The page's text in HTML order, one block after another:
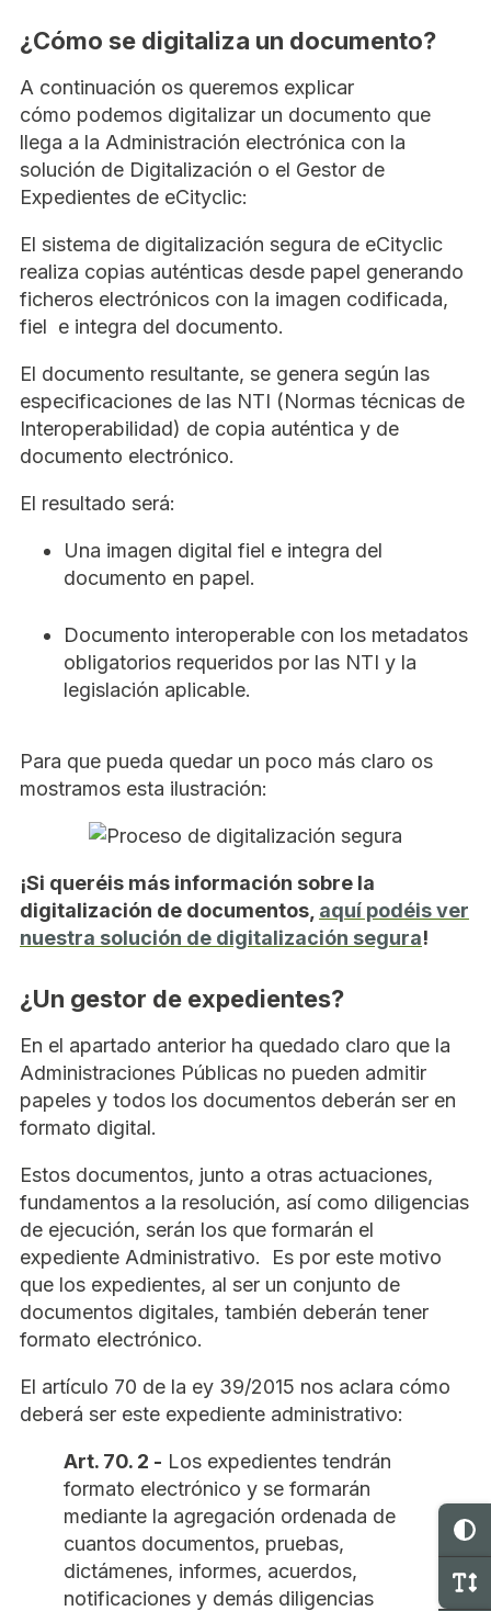
¿Cómo se digitaliza un documento?
A continuación os queremos explicar
cómo podemos digitalizar un documento que
llega a la Administración electrónica con la
solución de Digitalización o el Gestor de
Expedientes de eCityclic:
El sistema de digitalización segura de eCityclic
realiza copias auténticas desde papel generando
ficheros electrónicos con la imagen codificada,
fiel e integra del documento.
El documento resultante, se genera según las
especificaciones de las NTI (Normas técnicas de
Interoperabilidad) de copia auténtica y de
documento electrónico.
El resultado será:
Una imagen digital fiel e integra del
documento en papel.
Documento interoperable con los metadatos
obligatorios requeridos por las NTI y la
legislación aplicable.
Para que pueda quedar un poco más claro os
mostramos esta ilustración:
¡Si queréis más información sobre la
digitalización de documentos, aquí podéis ver
nuestra solución de digitalización segura!
¿Un gestor de expedientes?
En el apartado anterior ha quedado claro que la
Administraciones Públicas no pueden admitir
papeles y todos los documentos deberán ser en
formato digital.
Estos documentos, junto a otras actuaciones,
fundamentos a la resolución, así como diligencias
de ejecución, serán los que formarán el
expediente Administrativo. Es por este motivo
que los expedientes, al ser un conjunto de
documentos digitales, también deberán tener
formato electrónico.
El artículo 70 de la ey 39/2015 nos aclara cómo
deberá ser este expediente administrativo:
Art. 70. 2 - Los expedientes tendrán
formato electrónico y se formarán
mediante la agregación ordenada de
cuantos documentos, pruebas,
dictámenes, informes, acuerdos,
notificaciones y demás diligencias